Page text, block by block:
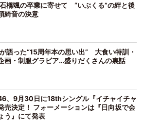
橋颯の卒業に寄せて “いぶくる”の絆と後
綺音の決意
語った“15周年本の思い出” 大食い特訓・
画・制服グラビア…盛りだくさんの裏話
、9月30日に18thシングル『イチャイチャ
売決定！ フォーメーションは『日向坂で会
う』にて発表